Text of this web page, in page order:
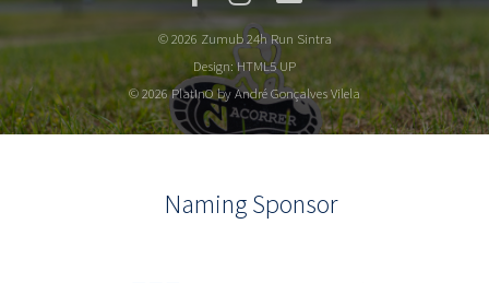
© 2026 Zumub 24h Run Sintra
Design:HTML5 UP
© 2026 PlatInO by André Gonçalves Vilela
Naming Sponsor